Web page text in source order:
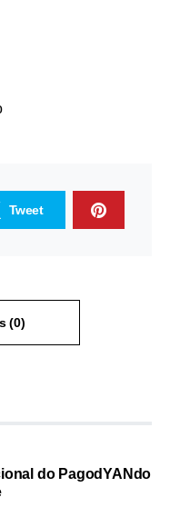
Tweet
(0)
do PagodYANdo